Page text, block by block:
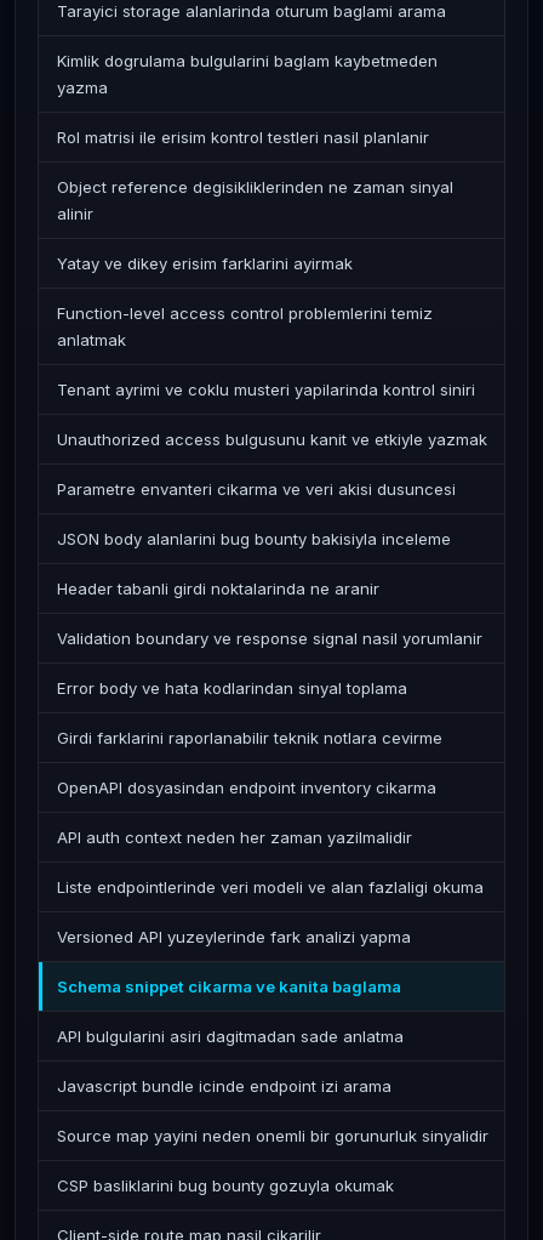
Tarayici storage alanlarinda oturum baglami arama
Kimlik dogrulama bulgularini baglam kaybetmeden
yazma
Rol matrisi ile erisim kontrol testleri nasil planlanir
Object reference degisikliklerinden ne zaman sinyal
alinir
Yatay ve dikey erisim farklarini ayirmak
Function-level access control problemlerini temiz
anlatmak
Tenant ayrimi ve coklu musteri yapilarinda kontrol siniri
Unauthorized access bulgusunu kanit ve etkiyle yazmak
Parametre envanteri cikarma ve veri akisi dusuncesi
JSON body alanlarini bug bounty bakisiyla inceleme
Header tabanli girdi noktalarinda ne aranir
Validation boundary ve response signal nasil yorumlanir
Error body ve hata kodlarindan sinyal toplama
Girdi farklarini raporlanabilir teknik notlara cevirme
OpenAPI dosyasindan endpoint inventory cikarma
API auth context neden her zaman yazilmalidir
Liste endpointlerinde veri modeli ve alan fazlaligi okuma
Versioned API yuzeylerinde fark analizi yapma
Schema snippet cikarma ve kanita baglama
API bulgularini asiri dagitmadan sade anlatma
Javascript bundle icinde endpoint izi arama
Source map yayini neden onemli bir gorunurluk sinyalidir
CSP basliklarini bug bounty gozuyla okumak
Client-side route map nasil cikarilir